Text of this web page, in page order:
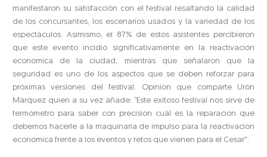
manifestaron su satisfacción con el festival resaltando la calidad
de los concursantes, los escenarios usados y la variedad de los
espectáculos. Asimismo, el 87% de estos asistentes percibieron
que este evento incidió significativamente en la reactivación
económica de la ciudad, mientras que señalaron que la
seguridad es uno de los aspectos que se deben reforzar para
próximas versiones del festival. Opinión que comparte Urón
Márquez quien a su vez añade: “Este exitoso festival nos sirve de
termómetro para saber con precisión cuál es la reparación que
debemos hacerle a la maquinaria de impulso para la reactivación
económica frente a los eventos y retos que vienen para el Cesar”.